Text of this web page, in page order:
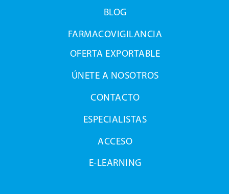
BLOG
FARMACOVIGILANCIA
OFERTA EXPORTABLE
ÚNETE A NOSOTROS
CONTACTO
ESPECIALISTAS
ACCESO
E-LEARNING